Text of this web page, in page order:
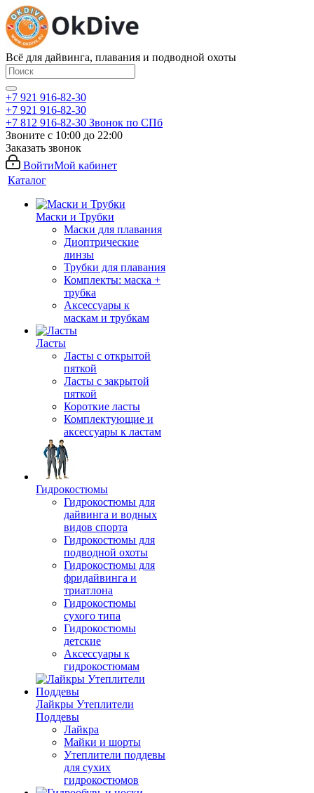
Всё для дайвинга, плавания и подводной охоты
+7 921 916-82-30
+7 921 916-82-30
+7 812 916-82-30 Звонок по СПб
Звоните с 10:00 до 22:00
Заказать звонок
ВойтиМой кабинет
Каталог
Маски и Трубки
Маски для плавания
Диоптрические
линзы
Трубки для плавания
Комплекты: маска +
трубка
Аксессуары к
маскам и трубкам
Ласты
Ласты с открытой
пяткой
Ласты с закрытой
пяткой
Короткие ласты
Комплектующие и
аксессуары к ластам
Гидрокостюмы
Гидрокостюмы для
дайвинга и водных
видов спорта
Гидрокостюмы для
подводной охоты
Гидрокостюмы для
фридайвинга и
триатлона
Гидрокостюмы
сухого типа
Гидрокостюмы
детские
Аксессуары к
гидрокостюмам
Лайкры Утеплители
Поддевы
Лайкра
Майки и шорты
Утеплители поддевы
для сухих
гидрокостюмов